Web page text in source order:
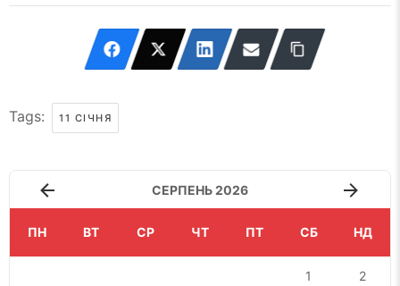
Tags: 11 СІЧНЯ
СЕРПЕНЬ 2026
ПН ВТ СР ЧТ ПТ СБ НД
1 2